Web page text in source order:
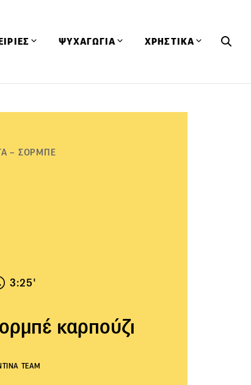
ΨΥΧΑΓΩΓΙΑ ΧΡΗΣΤΙΚΑ
– ΣΟΡΜΠΕ
3:25'
καρπούζι
TEAM